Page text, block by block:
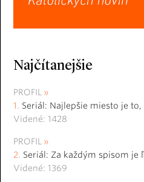
Najčítanejšie
PROFIL
Seriál: Najlepšie miesto je
Videné: 1428
PROFIL
Seriál: Za každým spisom je
Videné: 1369